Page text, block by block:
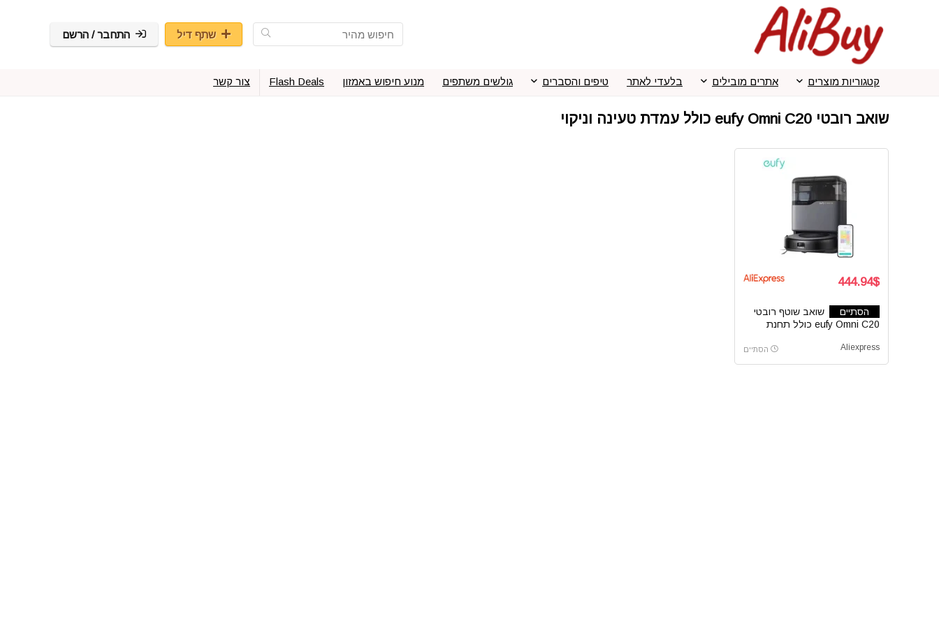
שתף דיל התחבר / הרשם
קטגוריות מוצרים אתרים מובילים בלעדי לאתר טיפים והסברים גולשים משתפים מנוע חיפוש באמזון Flash Deals צור קשר
שואב רובטי eufy Omni C20 כולל עמדת טעינה וניקוי
444.94$
הסתיים
שואב שוטף רובטי
eufy Omni C20 כולל תחנת
Aliexpress הסתיים